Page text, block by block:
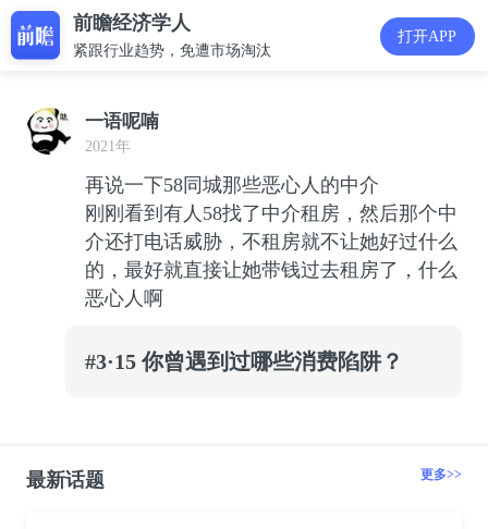
前瞻经济学人
紧跟行业趋势，免遭市场淘汰
打开APP
一语呢喃
2021年
再说一下58同城那些恶心人的中介
刚刚看到有人58找了中介租房，然后那个中
介还打电话威胁，不租房就不让她好过什么
的，最好就直接让她带钱过去租房了，什么
恶心人啊
#3·15 你曾遇到过哪些消费陷阱？
最新话题 更多>>